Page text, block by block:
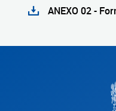
ANEXO 02 -